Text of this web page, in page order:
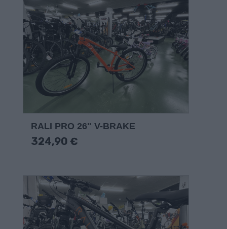
RALI PRO 26" V-BRAKE
324,90 €